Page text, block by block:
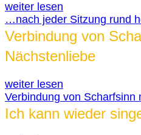
weiter lesen
…nach jeder Sitzung rund
Verbindung von
Nächstenliebe
weiter lesen
Verbindung von Scharfsinn
Ich kann wieder